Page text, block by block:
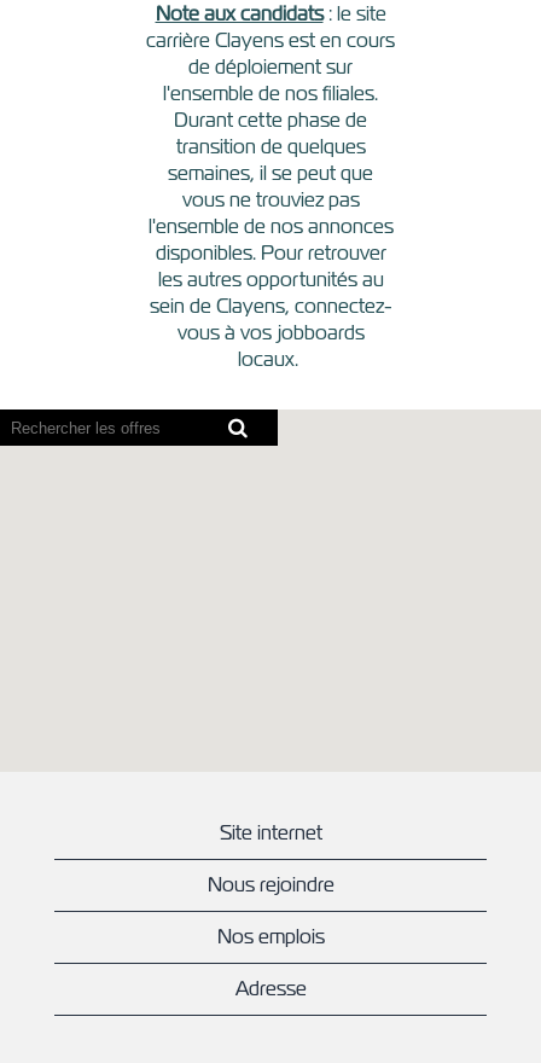
Note aux candidats: le site
carrière Clayens est en cours
de déploiement sur
l'ensemble de nos filiales.
Durant cette phase de
transition de quelques
semaines, il se peut que
vous ne trouviez pas
l'ensemble de nos annonces
disponibles. Pour retrouver
les autres opportunités au
sein de Clayens, connectez-
vous à vos jobboards
locaux.
Les
lecteurs
Site internet
Nous rejoindre
Nos emplois
Adresse